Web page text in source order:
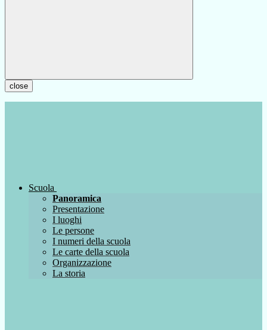
close
Scuola
Panoramica
Presentazione
I luoghi
Le persone
I numeri della scuola
Le carte della scuola
Organizzazione
La storia